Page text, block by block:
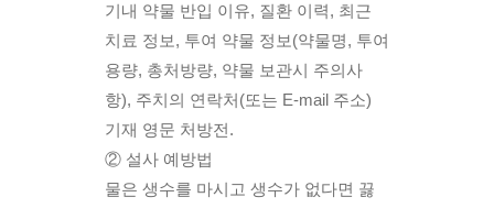
기내 약물 반입 이유, 질환 이력, 최근
치료 정보, 투여 약물 정보(약물명, 투여
용량, 총처방량, 약물 보관시 주의사
항), 주치의 연락처(또는 E-mail 주소)
기재 영문 처방전.
② 설사 예방법
물은 생수를 마시고 생수가 없다면 끓